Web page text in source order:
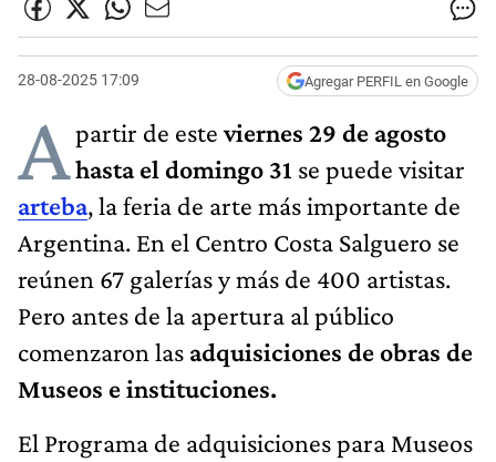
28-08-2025 17:09 Agregar PERFIL en Google
Apartir de esteviernes 29 de agosto
hasta el domingo 31 se puede visitar
arteba, la feria de arte más importante de
Argentina. En el Centro Costa Salguero se
reúnen 67 galerías y más de 400 artistas.
Pero antes de la apertura al público
comenzaron las adquisiciones de obras de
Museos e instituciones.
El Programa de adquisiciones para Museos